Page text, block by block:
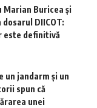
Marian Buricea și
DIICOT:
este definitivă
un jandarm și un
spun că
unei